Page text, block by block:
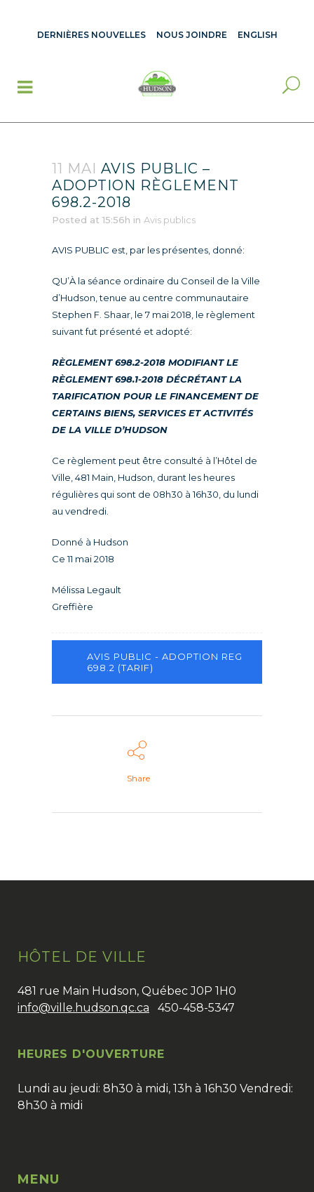
DERNIÈRES NOUVELLES NOUS JOINDRE ENGLISH
11 MAI AVIS PUBLIC –
ADOPTION RÈGLEMENT
698.2-2018
Posted at 15:56h in Avis publics
AVIS PUBLIC est, par les présentes, donné:
QU’À la séance ordinaire du Conseil de la Ville
d’Hudson, tenue au centre communautaire
Stephen F. Shaar, le 7 mai 2018, le règlement
suivant fut présenté et adopté:
RÈGLEMENT 698.2-2018 MODIFIANT LE
RÈGLEMENT 698.1-2018 DÉCRÉTANT LA
TARIFICATION POUR LE FINANCEMENT DE
CERTAINS BIENS, SERVICES ET ACTIVITÉS
DE LA VILLE D’HUDSON
Ce règlement peut être consulté à l’Hôtel de
Ville, 481 Main, Hudson, durant les heures
régulières qui sont de 08h30 à 16h30, du lundi
au vendredi.
Donné à Hudson
Ce 11 mai 2018
Mélissa Legault
Greffière
AVIS PUBLIC - ADOPTION REG
698.2 (TARIF)
Share
HÔTEL DE VILLE
481 rue Main Hudson, Québec J0P 1H0
info@ville.hudson.qc.ca 450-458-5347
HEURES D'OUVERTURE
Lundi au jeudi: 8h30 à midi, 13h à 16h30 Vendredi:
8h30 à midi
MENU